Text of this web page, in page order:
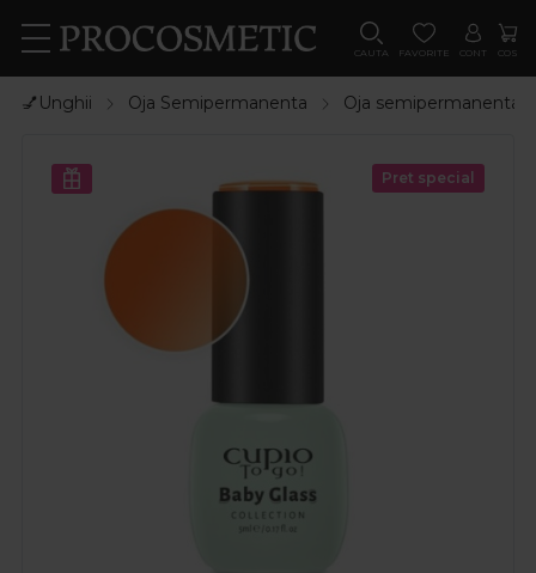
CAUTA FAVORITE CONT COS
💅Unghii Oja Semipermanenta Oja semipermanenta
Pret special